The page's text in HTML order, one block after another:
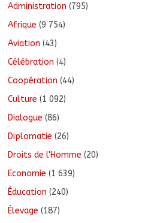
Administration (795)
Afrique (9 754)
Aviation (43)
Célébration (4)
Coopération (44)
Culture (1 092)
Dialogue (86)
Diplomatie (26)
Droits de l'Homme (20)
Economie (1 639)
Éducation (240)
Élevage (187)